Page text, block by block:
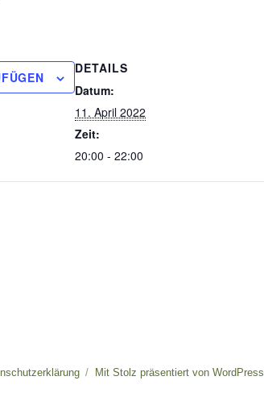
DETAILS
Datum:
11. April 2022
Zeit:
20:00 - 22:00
Mit Stolz präsentiert von WordPress